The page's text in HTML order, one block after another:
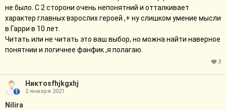
творчестве решил изменить это для дальнейшего развития
сюжета. Тоже самое и со Снейпом. Есть фанфики, в которых
Снейпа делают добрым и мягким человеком, в них почему-то, в
большинстве случаев, все всех устраивает. Но когда этого
персонажа меняют в обратную сторону, то сразу много
негатива. Это достаточно жестокое произведение, соглашусь.
у автора психические проблемы только потому, что этот
фанфик не удовлетворил ваши вкусы - перебор.
не было. С 2 сторони очень непонятний и отталкивает
характер главных взрослих героей ,+ ну слишком умение мысли
в Гарри в 10 лет.
Читать или не читать это ваш выбор, но можна найти наверное
понятнии и логичнее фанфик ,я полагаю.
2
Никтоsfhjkgxhj
2 января 2021
Nilira